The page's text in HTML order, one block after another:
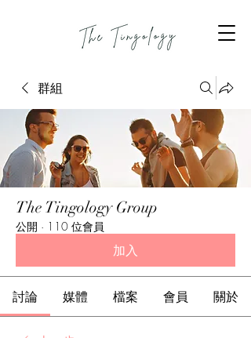
群組
The Tingology Group
公開 · 110 位會員
加入
討論 媒體 檔案 會員 關於